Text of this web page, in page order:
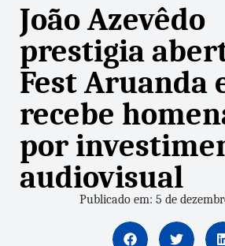
João Azevêdo
prestigia
Fest Aruanda
recebe
por
audiovisual
Publicado em: 5 de